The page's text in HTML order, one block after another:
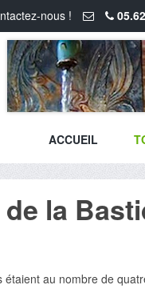
nous !
ACCUEIL
la
étaient au nombre de